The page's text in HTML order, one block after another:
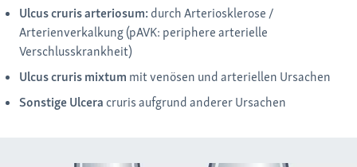
Ulcus cruris arteriosum: durch Arteriosklerose /
Arterienverkalkung (pAVK: periphere arterielle
Verschlusskrankheit)
Ulcus cruris mixtum mit venösen und arteriellen Ursachen
Sonstige Ulcera cruris aufgrund anderer Ursachen